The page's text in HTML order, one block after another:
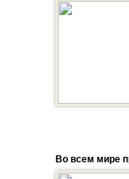
Во всем мире